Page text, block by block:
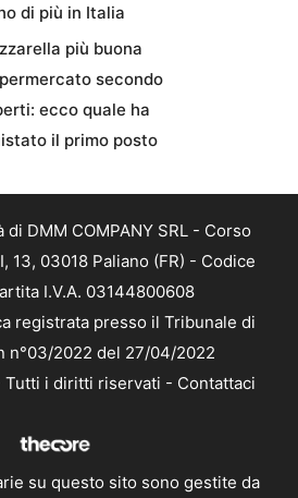
di più in Italia
più buona
secondo
ecco quale ha
il primo posto
DMM COMPANY SRL - Corso
13, 03018 Paliano (FR) - Codice
I.V.A. 03144800608
registrata presso il Tribunale di
n°03/2022 del 27/04/2022
i diritti riservati - Contattaci
su questo sito sono gestite da